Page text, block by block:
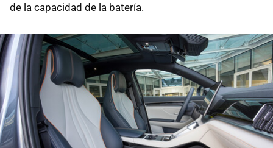
de la capacidad de la batería.